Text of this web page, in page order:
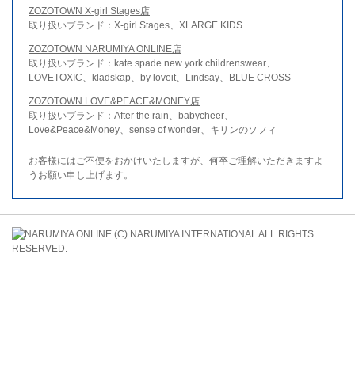
ZOZOTOWN X-girl Stages店
取り扱いブランド：X-girl Stages、XLARGE KIDS
ZOZOTOWN NARUMIYA ONLINE店
取り扱いブランド：kate spade new york childrenswear、
LOVETOXIC、kladskap、by loveit、Lindsay、BLUE CROSS
ZOZOTOWN LOVE&PEACE&MONEY店
取り扱いブランド：After the rain、babycheer、
Love&Peace&Money、sense of wonder、キリンのソフィ
お客様にはご不便をおかけいたしますが、何卒ご理解いただきますよ
うお願い申し上げます。